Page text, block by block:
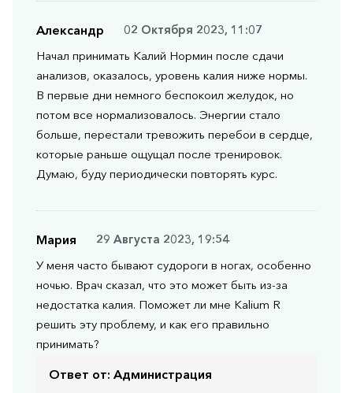
Александр
02 Октября 2023, 11:07
Начал принимать Калий Нормин после сдачи
анализов, оказалось, уровень калия ниже нормы.
В первые дни немного беспокоил желудок, но
потом все нормализовалось. Энергии стало
больше, перестали тревожить перебои в сердце,
которые раньше ощущал после тренировок.
Думаю, буду периодически повторять курс.
Мария
29 Августа 2023, 19:54
У меня часто бывают судороги в ногах, особенно
ночью. Врач сказал, что это может быть из-за
недостатка калия. Поможет ли мне Kalium R
решить эту проблему, и как его правильно
принимать?
Ответ от: Администрация